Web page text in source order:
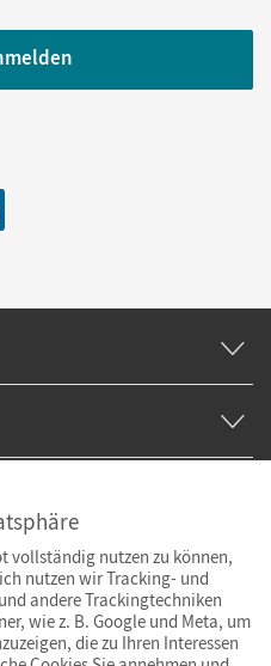
vollständig nutzen zu können,
nutzen wir Tracking- und
andere Trackingtechniken
wie z. B. Google und Meta, um
die zu Ihren Interessen